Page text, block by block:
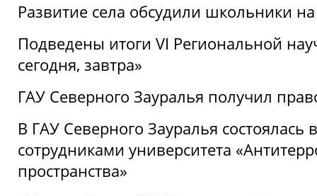
Развитие села обсудили школьники
Подведены итоги VI Региональной
сегодня, завтра»
ГАУ Северного Зауралья получил
В ГАУ Северного Зауралья состоялась
сотрудниками университета
пространства»